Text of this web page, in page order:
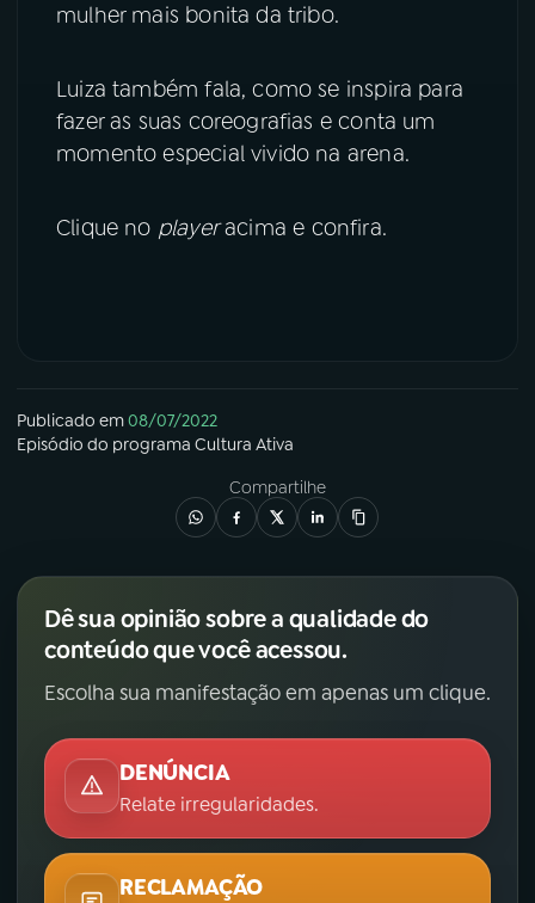
mulher mais bonita da tribo.
Luiza também fala, como se inspira para
fazer as suas coreografias e conta um
momento especial vivido na arena.
Clique no playeracima e confira.
Publicado em08/07/2022
Episódio do programa Cultura Ativa
Compartilhe
Dê sua opinião sobre a qualidade do
conteúdo que você acessou.
Escolha sua manifestação em apenas um clique.
DENÚNCIA
Relate irregularidades.
RECLAMAÇÃO